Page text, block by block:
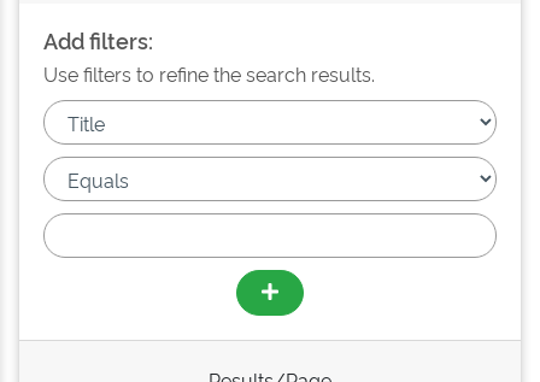
Add filters:
Use filters to refine the search results.